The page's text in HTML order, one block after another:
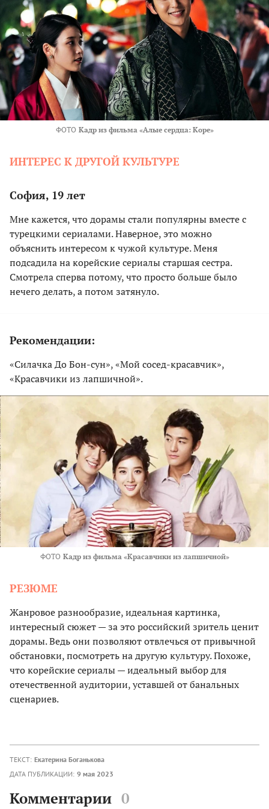
ФОТО Кадр из фильма «Алые сердца: Коре»
ИНТЕРЕС К ДРУГОЙ КУЛЬТУРЕ
София, 19 лет
Мне кажется, что дорамы стали популярны вместе с
турецкими сериалами. Наверное, это можно
объяснить интересом к чужой культуре. Меня
подсадила на корейские сериалы старшая сестра.
Смотрела сперва потому, что просто больше было
нечего делать, а потом затянуло.
Рекомендации:
«Силачка До Бон-сун», «Мой сосед-красавчик»,
«Красавчики из лапшичной».
ФОТО Кадр из фильма «Красавчики из лапшичной»
РЕЗЮМЕ
Жанровое разнообразие, идеальная картинка,
интересный сюжет — за это российский зритель ценит
дорамы. Ведь они позволяют отвлечься от привычной
обстановки, посмотреть на другую культуру. Похоже,
что корейские сериалы — идеальный выбор для
отечественной аудитории, уставшей от банальных
сценариев.
ТЕКСТ: Екатерина Боганькова
ДАТА ПУБЛИКАЦИИ: 9 мая 2023
Комментарии 0